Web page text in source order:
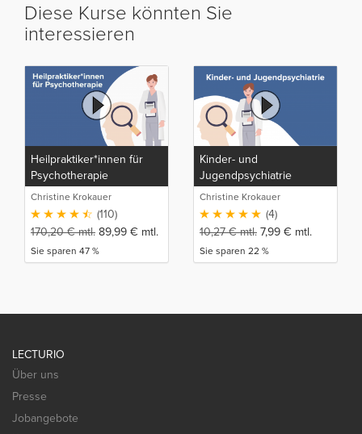
Diese Kurse könnten Sie
interessieren
Heilpraktiker*innen für
Psychotherapie
Christine Krokauer
(110)
170,20€mtl. 89,99 € mtl.
Sie sparen 47 %
Kinder- und
Jugendpsychiatrie
Christine Krokauer
(4)
10,27€mtl. 7,99 € mtl.
Sie sparen 22 %
LECTURIO
Über uns
Presse
Jobangebote